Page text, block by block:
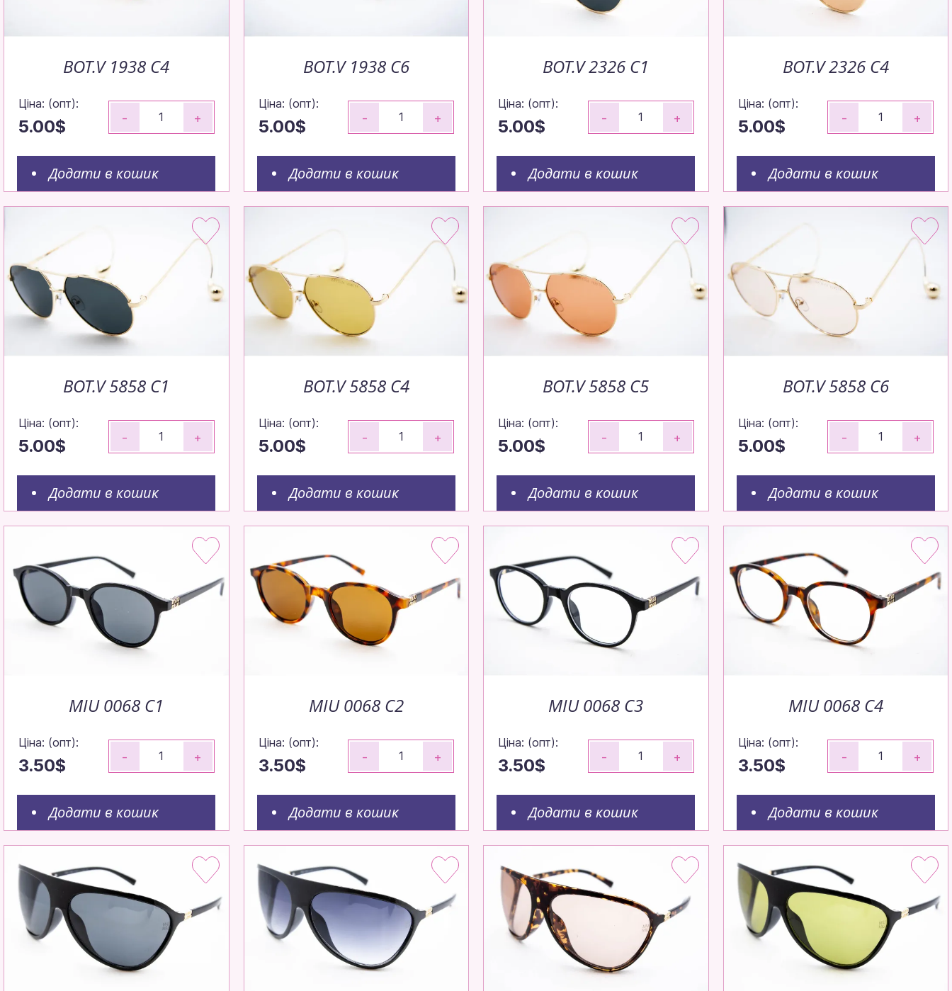
BOT.V 1938 C4
Ціна: (опт):
5.00$ - +
Додати в кошик
BOT.V 1938 C6
Ціна: (опт):
5.00$ - +
Додати в кошик
BOT.V 2326 С1
Ціна: (опт):
5.00$ - +
Додати в кошик
BOT.V 2326 С4
Ціна: (опт):
5.00$ - +
Додати в кошик
BOT.V 5858 С1
Ціна: (опт):
5.00$ - +
Додати в кошик
BOT.V 5858 С4
Ціна: (опт):
5.00$ - +
Додати в кошик
BOT.V 5858 С5
Ціна: (опт):
5.00$ - +
Додати в кошик
BOT.V 5858 С6
Ціна: (опт):
5.00$ - +
Додати в кошик
MIU 0068 C1
Ціна: (опт):
3.50$ - +
Додати в кошик
MIU 0068 C2
Ціна: (опт):
3.50$ - +
Додати в кошик
MIU 0068 C3
Ціна: (опт):
3.50$ - +
Додати в кошик
MIU 0068 C4
Ціна: (опт):
3.50$ - +
Додати в кошик
Окуляри оптом — просто, швидко,
Замовляйте до 14:00 — відправимо сьогодні!
Робимо все, щоб ваше замовлення вирушило до вас
максимально швидко.
Щотижня — нові моделі!
Щотижневі поповнення — залишайтеся в тренді без пауз.